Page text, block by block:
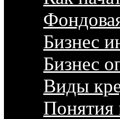
Бизнес
Бизнес
Виды
Понятия